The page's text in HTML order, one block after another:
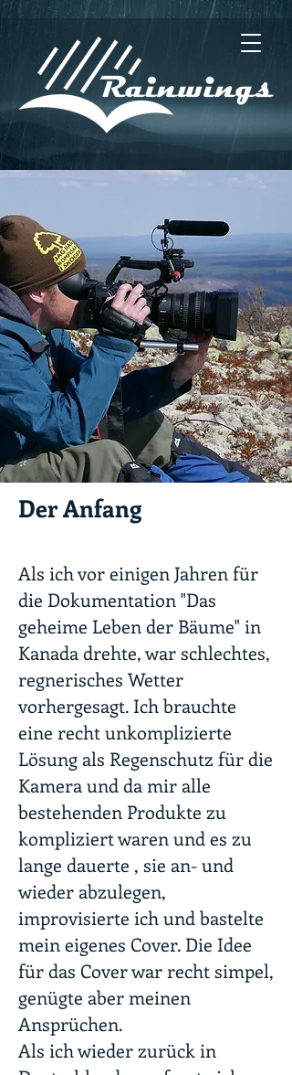
Der Anfang
Als ich vor einigen Jahren für
die Dokumentation "Das
geheime Leben der Bäume" in
Kanada drehte, war schlechtes,
regnerisches Wetter
vorhergesagt. Ich brauchte
eine recht unkomplizierte
Lösung als Regenschutz für die
Kamera und da mir alle
bestehenden Produkte zu
kompliziert waren und es zu
lange dauerte , sie an- und
wieder abzulegen,
improvisierte ich und bastelte
mein eigenes Cover. Die Idee
für das Cover war recht simpel,
genügte aber meinen
Ansprüchen.
Als ich wieder zurück in